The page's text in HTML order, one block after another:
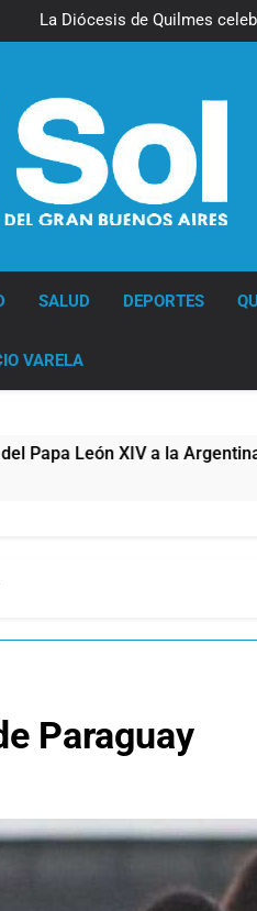
La Diócesis de Quilmes
Figuras de la cultura se
La Diócesis de Quilmes
Figuras de la cultura se
Nueva jornada negativa
en Wall Street y el
SALUD DEPORTES
VARELA
XIV a la Argentina
Paraguay